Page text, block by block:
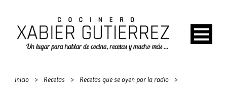
Inicio > Recetas > Recetas que se oyen por la radio
>